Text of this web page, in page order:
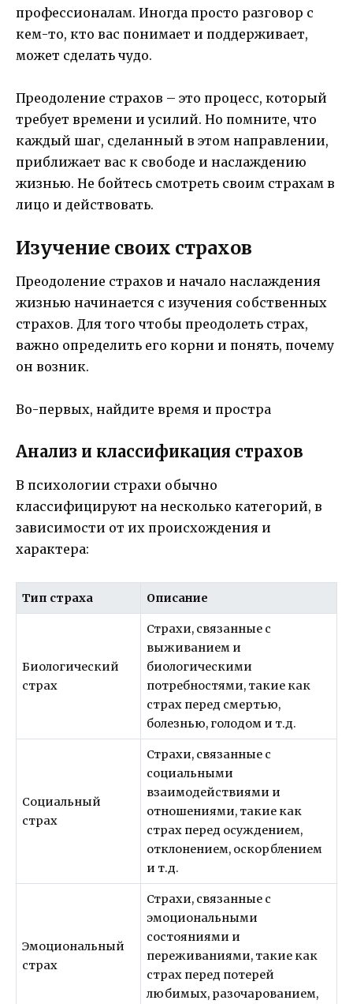
профессионалам. Иногда просто разговор с
кем-то, кто вас понимает и поддерживает,
может сделать чудо.
Преодоление страхов – это процесс, который
требует времени и усилий. Но помните, что
каждый шаг, сделанный в этом направлении,
приближает вас к свободе и наслаждению
жизнью. Не бойтесь смотреть своим страхам в
лицо и действовать.
Изучение своих страхов
Преодоление страхов и начало наслаждения
жизнью начинается с изучения собственных
страхов. Для того чтобы преодолеть страх,
важно определить его корни и понять, почему
он возник.
Во-первых, найдите время и простра
Анализ и классификация страхов
В психологии страхи обычно
классифицируют на несколько категорий, в
зависимости от их происхождения и
характера:
Тип страха Описание
Биологический
страх
Страхи, связанные с
выживанием и
биологическими
потребностями, такие как
страх перед смертью,
болезнью, голодом и т.д.
Социальный
страх
Страхи, связанные с
социальными
взаимодействиями и
отношениями, такие как
страх перед осуждением,
отклонением, оскорблением
и т.д.
Эмоциональный
страх
Страхи, связанные с
эмоциональными
состояниями и
переживаниями, такие как
страх перед потерей
любимых, разочарованием,